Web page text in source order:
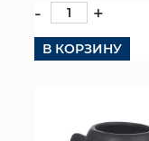
- +
В КОРЗИНУ